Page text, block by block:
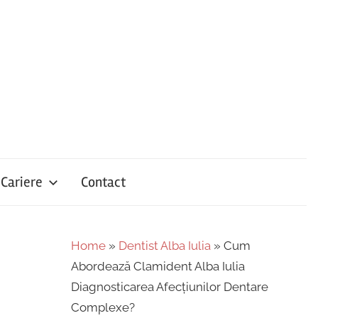
Cariere Contact
Home » Dentist Alba Iulia » Cum
Abordează Clamident Alba Iulia
Diagnosticarea Afecțiunilor Dentare
Complexe?